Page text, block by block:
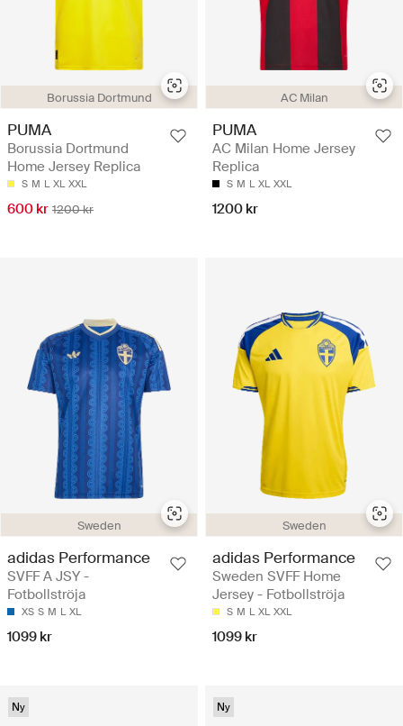
Borussia Dortmund
PUMA
Borussia Dortmund
Home Jersey Replica
S M L XL XXL
600 kr 1200 kr
AC Milan
PUMA
AC Milan Home Jersey
Replica
S M L XL XXL
1200 kr
Sweden
adidas Performance
SVFF A JSY -
Fotbollströja
XS S M L XL
1099 kr
Sweden
adidas Performance
Sweden SVFF Home
Jersey - Fotbollströja
S M L XL XXL
1099 kr
Ny Ny